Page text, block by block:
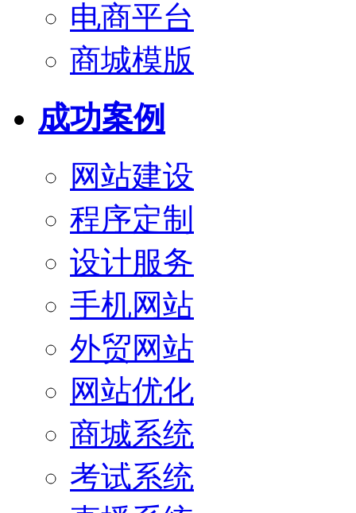
电商平台
商城模版
成功案例
网站建设
程序定制
设计服务
手机网站
外贸网站
网站优化
商城系统
考试系统